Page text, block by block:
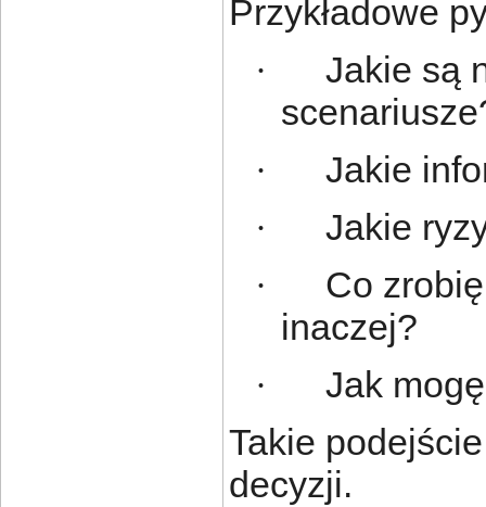
Przykładowe
·
Jakie są
· Jakie
· Jakie
·
Co
inaczej?
·
Jak
Takie
decyzji.